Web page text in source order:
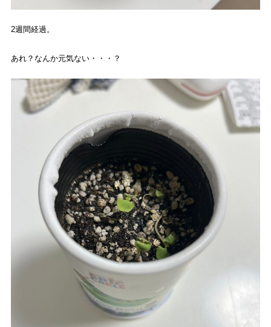
2週間経過。
あれ？なんか元気ない・・・？